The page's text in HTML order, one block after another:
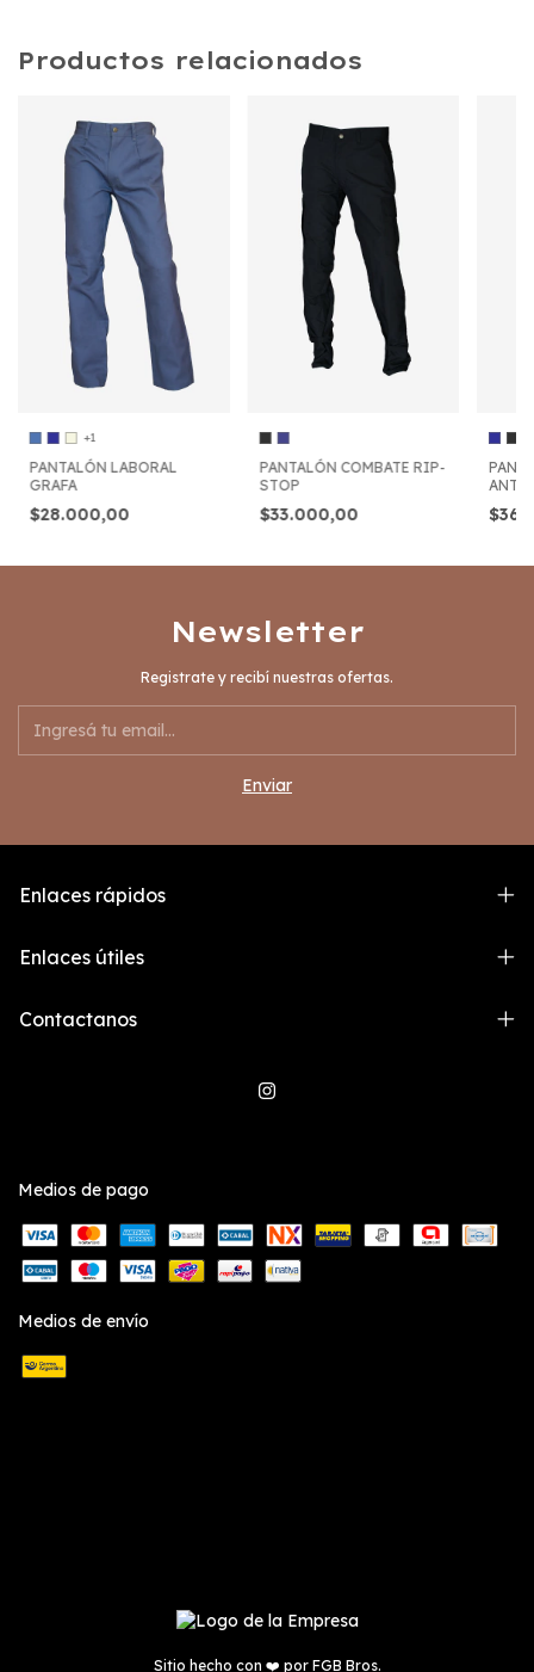
Productos relacionados
+1
PANTALÓN LABORAL
GRAFA
$28.000,00
PANTALÓN COMBATE RIP-
STOP
$33.000,00
Newsletter
Registrate y recibí nuestras ofertas.
Enlaces rápidos
Enlaces útiles
Contactanos
Medios de pago
Medios de envío
Sitio hecho con ❤️ por FGB Bros.